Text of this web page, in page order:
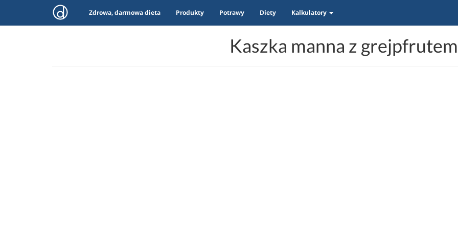
Zdrowa, darmowa dieta Produkty Potrawy Diety Kalkulatory
Kaszka manna z grejpfrutem